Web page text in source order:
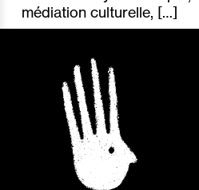
médiation culturelle, […]